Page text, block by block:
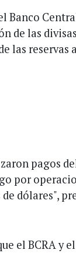
Banco
de las
las
pagos
por
dólares",
el BCRA y